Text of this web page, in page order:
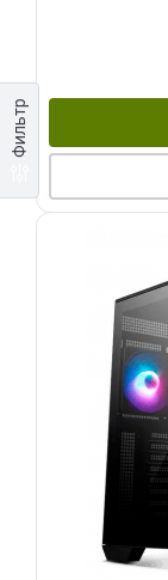
Фильтр